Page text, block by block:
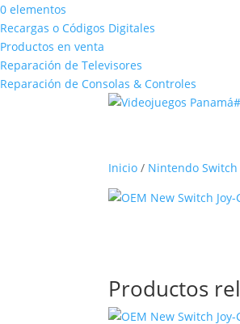
0 elementos
Recargas o Códigos Digitales
Productos en venta
Reparación de Televisores
Reparación de Consolas & Controles
Inicio / Nintendo Switch
Productos